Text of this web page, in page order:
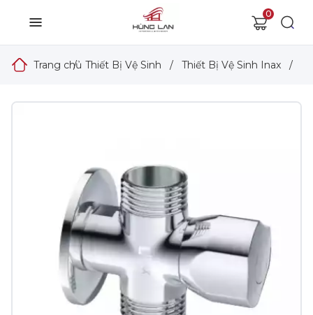
0
Trang chủ
/ Thiết Bị Vệ Sinh / Thiết Bị Vệ Sinh Inax /